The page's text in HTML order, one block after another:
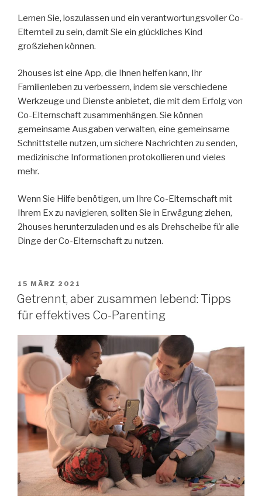
Lernen Sie, loszulassen und ein verantwortungsvoller Co-
Elternteil zu sein, damit Sie ein glückliches Kind
großziehen können.
2houses ist eine App, die Ihnen helfen kann, Ihr
Familienleben zu verbessern, indem sie verschiedene
Werkzeuge und Dienste anbietet, die mit dem Erfolg von
Co-Elternschaft zusammenhängen. Sie können
gemeinsame Ausgaben verwalten, eine gemeinsame
Schnittstelle nutzen, um sichere Nachrichten zu senden,
medizinische Informationen protokollieren und vieles
mehr.
Wenn Sie Hilfe benötigen, um Ihre Co-Elternschaft mit
Ihrem Ex zu navigieren, sollten Sie in Erwägung ziehen,
2houses herunterzuladen und es als Drehscheibe für alle
Dinge der Co-Elternschaft zu nutzen.
VERÖFFENTLICHT
AM
15 MÄRZ 2021
Getrennt, aber zusammen lebend: Tipps
für effektives Co-Parenting